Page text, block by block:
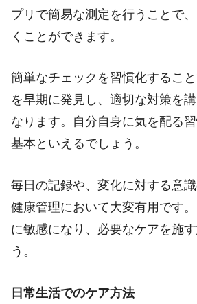
プリで簡易な測定を行うことで
くことができます。
簡単なチェックを習慣化するこ
を早期に発見し、適切な対策を
なります。自分自身に気を配る
基本といえるでしょう。
毎日の記録や、変化に対する意
健康管理において大変有用です
に敏感になり、必要なケアを施
う。
日常生活でのケア方法